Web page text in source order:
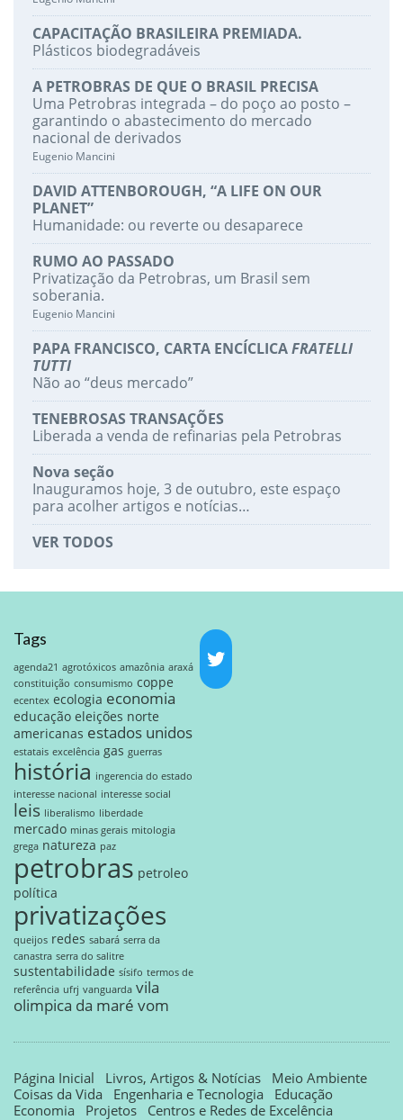
CAPACITAÇÃO BRASILEIRA PREMIADA.
Plásticos biodegradáveis
A PETROBRAS DE QUE O BRASIL PRECISA
Uma Petrobras integrada – do poço ao posto –
garantindo o abastecimento do mercado
nacional de derivados
Eugenio Mancini
DAVID ATTENBOROUGH, “A LIFE ON OUR
PLANET”
Humanidade: ou reverte ou desaparece
RUMO AO PASSADO
Privatização da Petrobras, um Brasil sem
soberania.
Eugenio Mancini
PAPA FRANCISCO, CARTA ENCÍCLICAFRATELLI
TUTTI
Não ao “deus mercado”
TENEBROSAS TRANSAÇÕES
Liberada a venda de refinarias pela Petrobras
Nova seção
Inauguramos hoje, 3 de outubro, este espaço
para acolher artigos e notícias…
VER TODOS
Tags
agenda21 agrotóxicos amazônia araxá
constituição consumismo coppe
ecentex ecologia economia
educação eleições norte
americanas estados unidos
estatais excelência gas guerras
história ingerencia do estado
interesse nacional interesse social
leis liberalismo liberdade
mercado minas gerais mitologia
grega natureza paz
petrobras petroleo
política
privatizações
queijos redes sabará serra da
canastra serra do salitre
sustentabilidade sísifo termos de
referência ufrj vanguarda vila
olimpica da maré vom
Página Inicial Livros, Artigos & Notícias
Meio Ambiente
Coisas da Vida
Engenharia e Tecnologia
Educação
Economia
Projetos
Centros e Redes de Excelência